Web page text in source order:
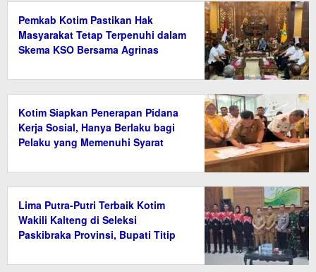
Pemkab Kotim Pastikan Hak
Masyarakat Tetap Terpenuhi dalam
Skema KSO Bersama Agrinas
Kotim Siapkan Penerapan Pidana
Kerja Sosial, Hanya Berlaku bagi
Pelaku yang Memenuhi Syarat
Lima Putra-Putri Terbaik Kotim
Wakili Kalteng di Seleksi
Paskibraka Provinsi, Bupati Titip